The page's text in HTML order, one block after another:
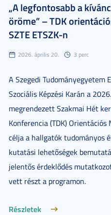
„A legfontosabb a
öröme” – TDK
SZTE ETSZK-n
2026. április 20. 3 perc
A Szegedi Tudományegyetem
Szociális Képzési Karán a
megrendezett Szakmai Hét
Konferencia (TDK)
célja a hallgatók tudományos
kutatási lehetőségek
jelentős érdeklődés
vett részt a programon.
Részletek